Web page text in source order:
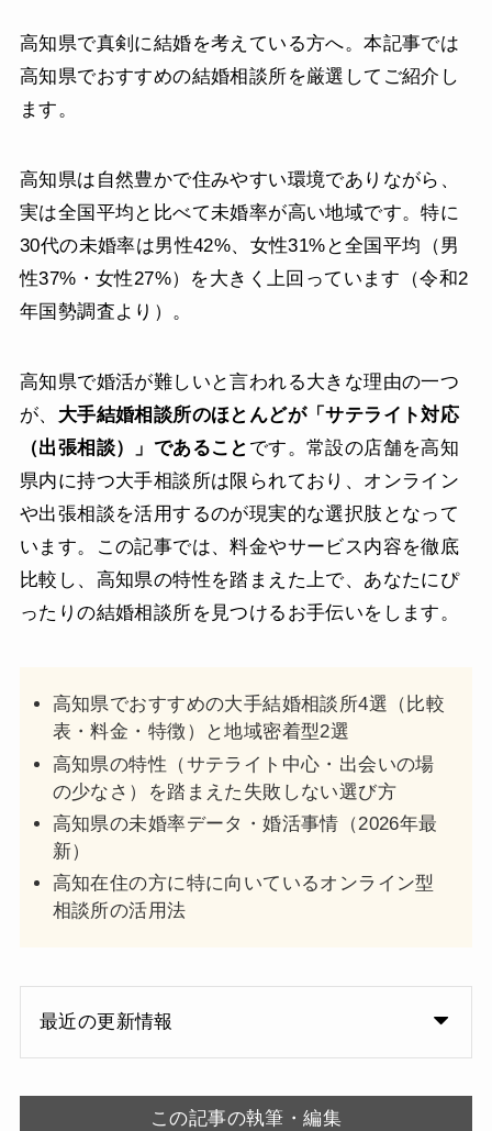
高知県で真剣に結婚を考えている方へ。本記事では
高知県でおすすめの結婚相談所を厳選してご紹介し
ます。
高知県は自然豊かで住みやすい環境でありながら、
実は全国平均と比べて未婚率が高い地域です。特に
30代の未婚率は男性42%、女性31%と全国平均（男
性37%・女性27%）を大きく上回っています（令和2
年国勢調査より）。
高知県で婚活が難しいと言われる大きな理由の一つ
が、 大手結婚相談所のほとんどが「サテライト対応
（出張相談）」であること です。常設の店舗を高知
県内に持つ大手相談所は限られており、オンライン
や出張相談を活用するのが現実的な選択肢となって
います。この記事では、料金やサービス内容を徹底
比較し、高知県の特性を踏まえた上で、あなたにぴ
ったりの結婚相談所を見つけるお手伝いをします。
高知県でおすすめの大手結婚相談所4選（比較
表・料金・特徴）と地域密着型2選
高知県の特性（サテライト中心・出会いの場
の少なさ）を踏まえた失敗しない選び方
高知県の未婚率データ・婚活事情（2026年最
新）
高知在住の方に特に向いているオンライン型
相談所の活用法
最近の更新情報
この記事の執筆・編集